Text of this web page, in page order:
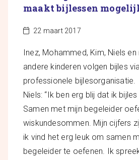
maakt bijlessen
22 maart 2017
Inez, Mohammed, Kim, Niels
andere kinderen volgen bijles
professionele bijlesorganisatie.
Niels: “Ik ben erg blij dat ik
Samen met mijn begeleider
wiskundesommen. Mijn cijfers
ik vind het erg leuk om samen
begeleider te oefenen. Ik